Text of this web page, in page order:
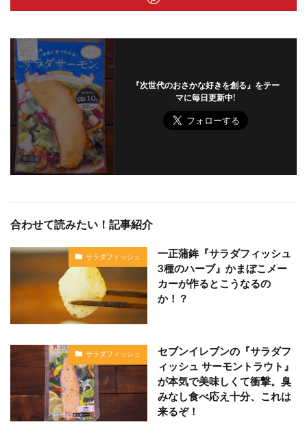
『次世代のおさかな好きを創る』をテー
マに毎日更新中!
合わせて読みたい！記事紹介
サラダフィッシュ
一正蒲鉾『サラダフィッシュ
3種のハーブ』かまぼこメー
カーが作るとこうなるの
か！？
サラダフィッシュ
セブンイレブンの『サラダフ
ィッシュ サーモントラウト』
が本気で美味しくて衝撃。臭
みなし食べ応え十分、これは
来るぞ！